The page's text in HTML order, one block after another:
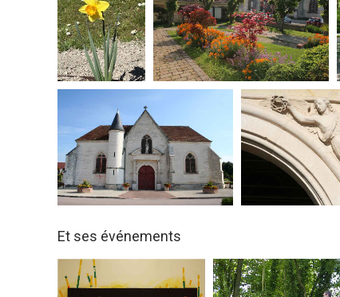
Et ses événements